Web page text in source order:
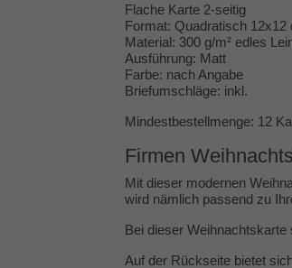
Flache Karte 2-seitig
Format: Quadratisch 12x12
Material: 300 g/m² edles
Ausführung: Matt
Farbe: nach Angabe
Briefumschläge: inkl.
Mindestbestellmenge: 12
Firmen
Mit dieser modernen
wird nämlich passend zu
Bei dieser
Auf der Rückseite bietet